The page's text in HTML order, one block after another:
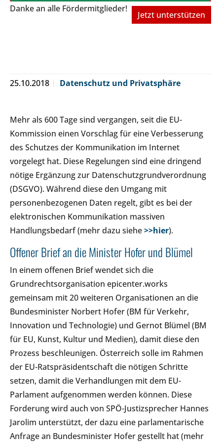
Danke an alle Fördermitglieder!
Jetzt unterstützen
25.10.2018 Datenschutz und Privatsphäre
Mehr als 600 Tage sind vergangen, seit die EU-
Kommission einen Vorschlag für eine Verbesserung
des Schutzes der Kommunikation im Internet
vorgelegt hat. Diese Regelungen sind eine dringend
nötige Ergänzung zur Datenschutzgrundverordnung
(DSGVO). Während diese den Umgang mit
personenbezogenen Daten regelt, gibt es bei der
elektronischen Kommunikation massiven
Handlungsbedarf (mehr dazu siehe>>hier).
Offener Brief an die Minister Hofer und Blümel
In einem offenen Brief wendet sich die
Grundrechtsorganisation epicenter.works
gemeinsam mit 20 weiteren Organisationen an die
Bundesminister Norbert Hofer (BM für Verkehr,
Innovation und Technologie) und Gernot Blümel (BM
für EU, Kunst, Kultur und Medien), damit diese den
Prozess beschleunigen. Österreich solle im Rahmen
der EU-Ratspräsidentschaft die nötigen Schritte
setzen, damit die Verhandlungen mit dem EU-
Parlament aufgenommen werden können. Diese
Forderung wird auch von SPÖ-Justizsprecher Hannes
Jarolim unterstützt, der dazu eine parlamentarische
Anfrage an Bundesminister Hofer gestellt hat (mehr